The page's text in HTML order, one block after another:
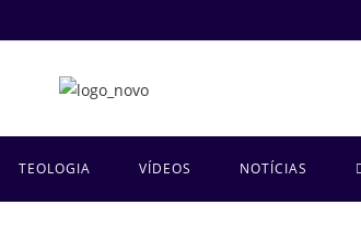
TEOLOGIA VÍDEOS NOTÍCIAS